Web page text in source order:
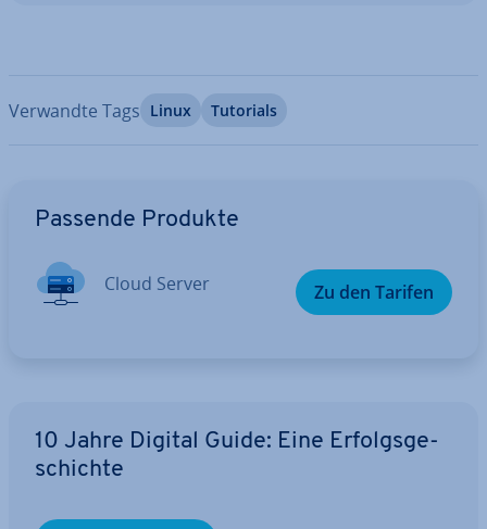
Verwandte Tags Linux Tutorials
Passende Produkte
Cloud Server Zu den Tarifen
10 Jahre Digital Guide: Eine Er­folgs­ge­
schich­te